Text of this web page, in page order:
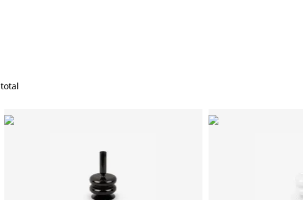
total